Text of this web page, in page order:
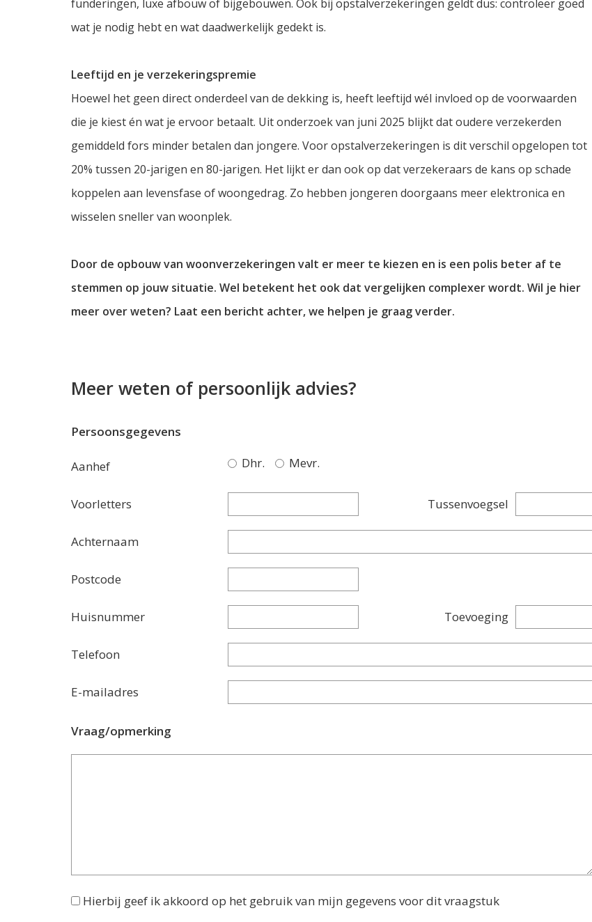
funderingen, luxe afbouw of bijgebouwen. Ook bij opstalverzekeringen geldt dus: controleer goed
wat je nodig hebt en wat daadwerkelijk gedekt is.
Leeftijd en je verzekeringspremie
Hoewel het geen direct onderdeel van de dekking is, heeft leeftijd wél invloed op de voorwaarden
die je kiest én wat je ervoor betaalt. Uit onderzoek van juni 2025 blijkt dat oudere verzekerden
gemiddeld fors minder betalen dan jongere. Voor opstalverzekeringen is dit verschil opgelopen tot
20% tussen 20-jarigen en 80-jarigen. Het lijkt er dan ook op dat verzekeraars de kans op schade
koppelen aan levensfase of woongedrag. Zo hebben jongeren doorgaans meer elektronica en
wisselen sneller van woonplek.
Door de opbouw van woonverzekeringen valt er meer te kiezen en is een polis beter af te
stemmen op jouw situatie. Wel betekent het ook dat vergelijken complexer wordt. Wil je hier
meer over weten? Laat een bericht achter, we helpen je graag verder.
Meer weten of persoonlijk advies?
Persoonsgegevens
Aanhef Dhr. Mevr.
Voorletters Tussenvoegsel
Achternaam
Postcode
Huisnummer Toevoeging
Telefoon
E-mailadres
Vraag/opmerking
Hierbij geef ik akkoord op het gebruik van mijn gegevens voor dit vraagstuk